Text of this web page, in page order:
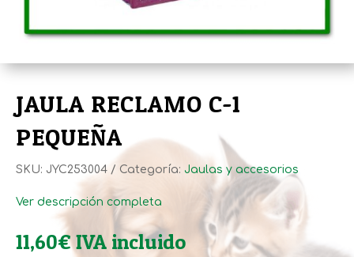
JAULA RECLAMO C-1
PEQUEÑA
SKU: JYC253004 Categoría: Jaulas y accesorios
Ver descripción completa
11,60€IVA incluido